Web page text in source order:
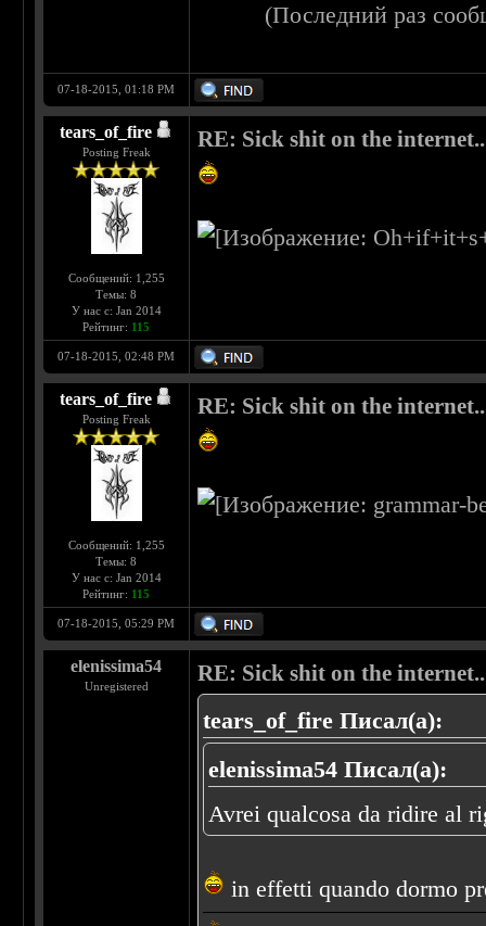
(Последний раз
07-18-2015, 01:18 PM
tears_of_fire
Posting Freak
Сообщений: 1,255
Темы: 8
У нас с: Jan 2014
Рейтинг: 115
RE: Sick shit on the
07-18-2015, 02:48 PM
tears_of_fire
Posting Freak
Сообщений: 1,255
Темы: 8
У нас с: Jan 2014
Рейтинг: 115
RE: Sick shit on the
07-18-2015, 05:29 PM
elenissima54
Unregistered
RE: Sick shit on the
tears_of_fire Писал(а):
elenissima54 Писал(а):
Avrei qualcosa da ridire al
in effetti quando dormo